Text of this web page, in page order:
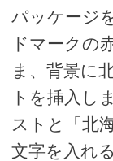
パッケージ
ドマークの
ま、背景に
トを挿入し
ストと「北
文字を入れ